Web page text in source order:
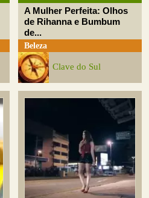
A Mulher Perfeita: Olhos
de Rihanna e Bumbum
de...
Beleza
Clave do Sul